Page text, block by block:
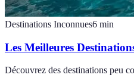
Destinations Inconnues6 min
Les Meilleures
Découvrez des destinations peu